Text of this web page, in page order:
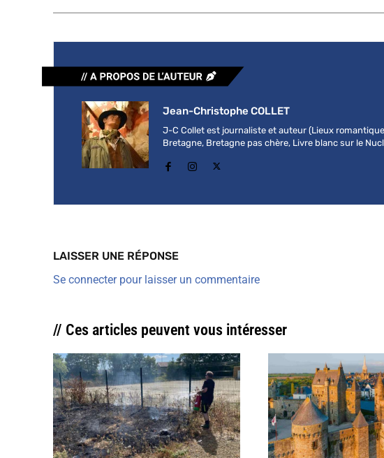
Jean-Christophe COLLET
J-C Collet est journaliste et auteur (Lieux
Bretagne, Bretagne pas chère, Livre blanc sur le
LAISSER UNE RÉPONSE
Se connecter pour laisser un commentaire
// Ces articles peuvent vous intéresser